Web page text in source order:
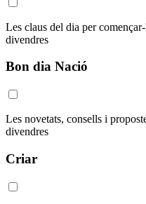
Les claus del dia per
divendres
Bon dia Nació
Les novetats, consells i
divendres
Criar